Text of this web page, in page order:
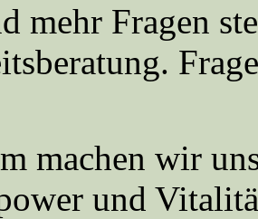
mehr Fragen
machen wir
und